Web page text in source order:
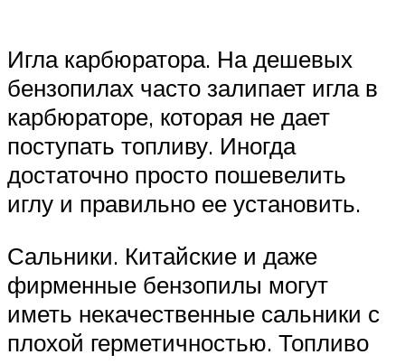
Игла карбюратора. На дешевых
бензопилах часто залипает игла в
карбюраторе, которая не дает
поступать топливу. Иногда
достаточно просто пошевелить
иглу и правильно ее установить.
Сальники. Китайские и даже
фирменные бензопилы могут
иметь некачественные сальники с
плохой герметичностью. Топливо